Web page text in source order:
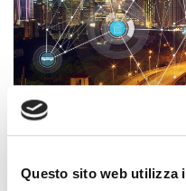
Questo sito web utilizza
Hai bisogno di attivare
che ti permetta di